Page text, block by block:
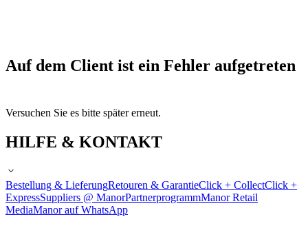
Auf dem Client ist ein Fehler aufgetreten
Versuchen Sie es bitte später erneut.
HILFE & KONTAKT
Bestellung & LieferungRetouren & GarantieClick + CollectClick +
ExpressSuppliers @ ManorPartnerprogrammManor Retail
MediaManor auf WhatsApp